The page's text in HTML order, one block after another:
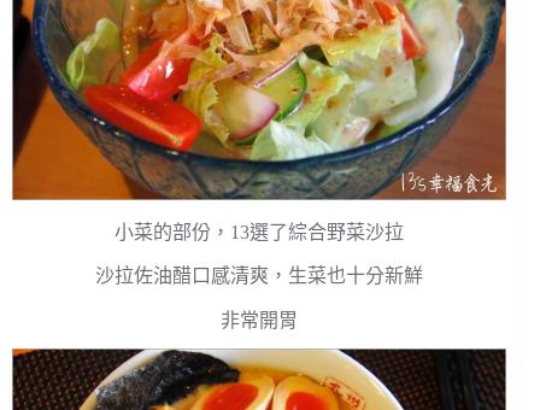
小菜的部份，13選了綜合野菜沙拉
沙拉佐油醋口感清爽，生菜也十分新鮮
非常開胃